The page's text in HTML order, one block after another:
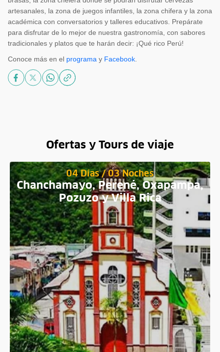
artesanales, la zona de juegos infantiles, la zona chifera y la zona
académica con conversatorios y talleres educativos. Prepárate
para disfrutar de lo mejor de nuestra gastronomía, con sabores
tradicionales y platos que te harán decir: ¡Qué rico Perú!
Conoce más en el programa y Facebook
Ofertas y Tours de viaje
04 Días / 03 Noches
Chanchamayo, Perené, Oxapampa,
Pozuzo y Villa Rica